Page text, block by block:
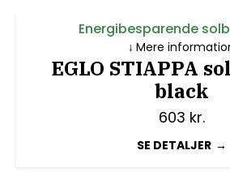
Energibesparende
EGLO STIAPPA
black
603 kr.
SE DETALJER
Mere